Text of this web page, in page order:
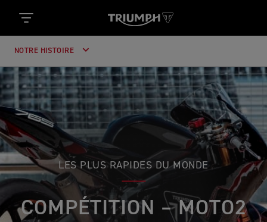
NOTRE HISTOIRE
LES PLUS RAPIDES DU MONDE
COMPÉTITION – MOTO2